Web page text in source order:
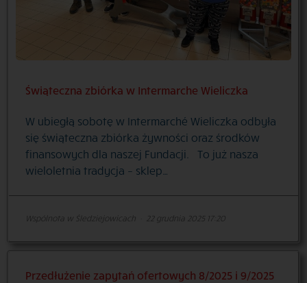
Świąteczna zbiórka w Intermarche Wieliczka
W ubiegłą sobotę w Intermarché Wieliczka odbyła
się świąteczna zbiórka żywności oraz środków
finansowych dla naszej Fundacji. To już nasza
wieloletnia tradycja – sklep…
Wspólnota w Śledziejowicach 22 grudnia 2025 17:20
Przedłużenie zapytań ofertowych 8/2025 i 9/2025